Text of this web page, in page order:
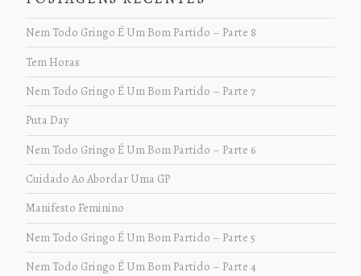
Nem Todo Gringo É Um Bom Partido – Parte 8
Tem Horas
Nem Todo Gringo É Um Bom Partido – Parte 7
Puta Day
Nem Todo Gringo É Um Bom Partido – Parte 6
Cuidado Ao Abordar Uma GP
Manifesto Feminino
Nem Todo Gringo É Um Bom Partido – Parte 5
Nem Todo Gringo É Um Bom Partido – Parte 4